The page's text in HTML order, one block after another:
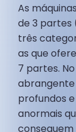
As
de 3 partes
três
as que
7 partes.
profundos
anormais